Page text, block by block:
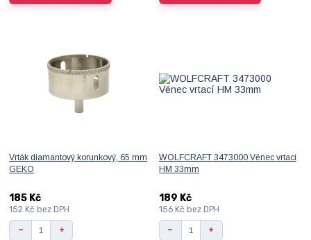
Vrták diamantový korunkový, 65 mm
GEKO
185 Kč
152 Kčbez DPH
WOLFCRAFT 3473000 Věnec vrtací
HM 33mm
189 Kč
156 Kč bez DPH